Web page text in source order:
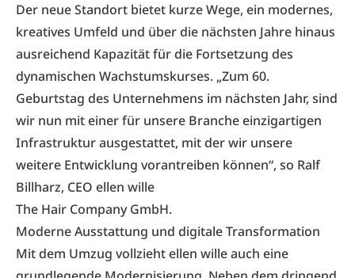
Der neue Standort bietet kurze Wege, ein modernes,
kreatives Umfeld und über die nächsten Jahre hinaus
ausreichend Kapazität für die Fortsetzung des
dynamischen Wachstumskurses. „Zum 60.
Geburtstag des Unternehmens im nächsten Jahr, sind
wir nun mit einer für unsere Branche einzigartigen
Infrastruktur ausgestattet, mit der wir unsere
weitere Entwicklung vorantreiben können“, so Ralf
Billharz, CEO ellen wille
The Hair Company GmbH.
Moderne Ausstattung und digitale Transformation
Mit dem Umzug vollzieht ellen wille auch eine